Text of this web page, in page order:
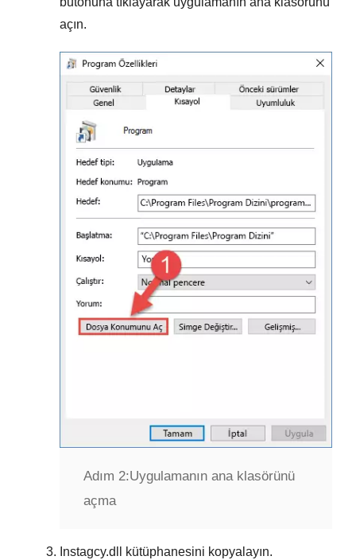
açın.
Adım 2:Uygulamanın ana klasörünü
açma
Instagcy.dll kütüphanesini kopyalayın.